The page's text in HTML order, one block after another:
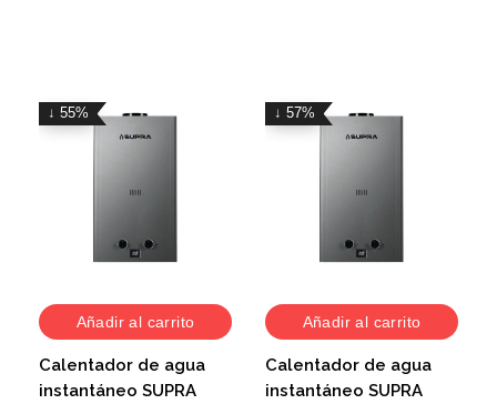
↓ 55%
Añadir al carrito
Calentador de agua
instantáneo SUPRA
↓ 57%
Añadir al carrito
Calentador de agua
instantáneo SUPRA